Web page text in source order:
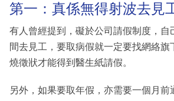
第一：真係無得射波去見
有人曾經提到，礙於公司請假制度，自
間去見工，要取病假就一定要找網絡旗
燒徵狀才能得到醫生紙請假。
另外，如果要取年假，亦需要一個月前